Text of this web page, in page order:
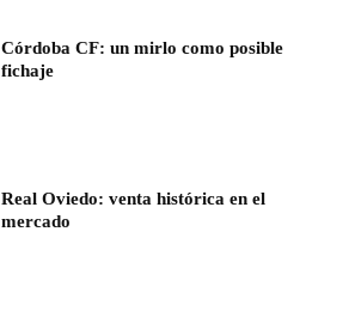
Córdoba CF: un mirlo como posible
fichaje
Real Oviedo: venta histórica en el
mercado